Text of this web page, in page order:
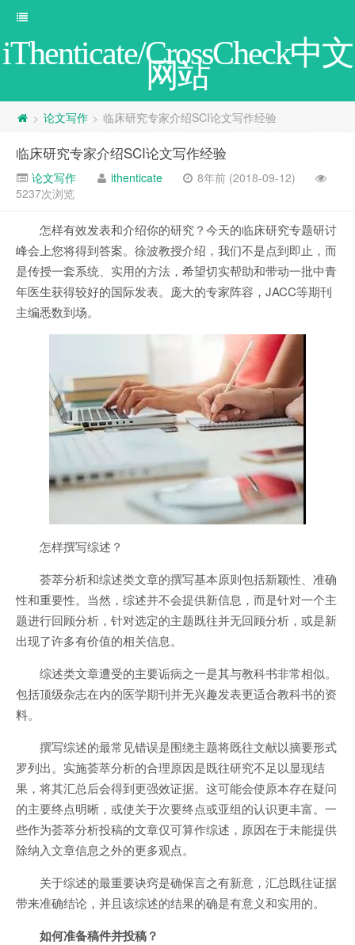
iThenticate/CrossCheck中文
网站
> 论文写作 > 临床研究专家介绍SCI论文写作经验
临床研究专家介绍SCI论文写作经验
论文写作 ithenticate
8年前 (2018-09-12)
5237次浏览
怎样有效发表和介绍你的研究？今天的临床研究专题研讨
峰会上您将得到答案。徐波教授介绍，我们不是点到即止，而
是传授一套系统、实用的方法，希望切实帮助和带动一批中青
年医生获得较好的国际发表。庞大的专家阵容，JACC等期刊
主编悉数到场。
怎样撰写综述？
荟萃分析和综述类文章的撰写基本原则包括新颖性、准确
性和重要性。当然，综述并不会提供新信息，而是针对一个主
题进行回顾分析，针对选定的主题既往并无回顾分析，或是新
出现了许多有价值的相关信息。
综述类文章遭受的主要诟病之一是其与教科书非常相似。
包括顶级杂志在内的医学期刊并无兴趣发表更适合教科书的资
料。
撰写综述的最常见错误是围绕主题将既往文献以摘要形式
罗列出。实施荟萃分析的合理原因是既往研究不足以显现结
果，将其汇总后会得到更强效证据。这可能会使原本存在疑问
的主要终点明晰，或使关于次要终点或亚组的认识更丰富。一
些作为荟萃分析投稿的文章仅可算作综述，原因在于未能提供
除纳入文章信息之外的更多观点。
关于综述的最重要诀窍是确保言之有新意，汇总既往证据
带来准确结论，并且该综述的结果的确是有意义和实用的。
如何准备稿件并投稿？